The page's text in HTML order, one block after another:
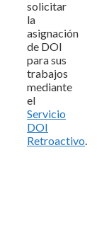
solicitar
la
asignación
de DOI
para sus
trabajos
mediante
el
Servicio
DOI
Retroactivo.